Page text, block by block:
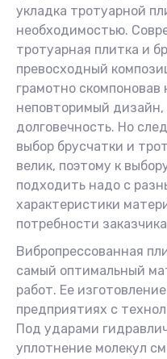
укладка тротуарной
необходимостью.
тротуарная плитка и
превосходный
грамотно скомпоновав
неповторимый дизайн,
долговечность. Но
выбор брусчатки и
велик, поэтому к
подходить надо с
характеристики
потребности
Вибропрессованная
самый оптимальный
работ. Ее
предприятиях с
Под ударами
уплотнение молекул